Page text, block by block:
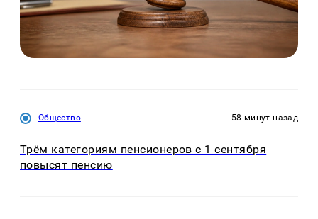
Общество 58 минут назад
Трём категориям пенсионеров с 1 сентября
повысят пенсию